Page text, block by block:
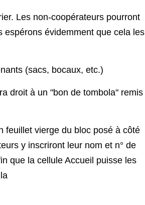
Les non-coopérateurs pourront
espérons évidemment que cela les
(sacs, bocaux, etc.)
droit à un "bon de tombola" remis
feuillet vierge du bloc posé à côté
y inscriront leur nom et n° de
que la cellule Accueil puisse les